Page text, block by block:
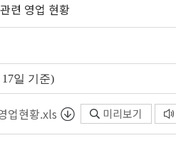
련 영업 현황
일 기준)
업현황.xls 미리보기